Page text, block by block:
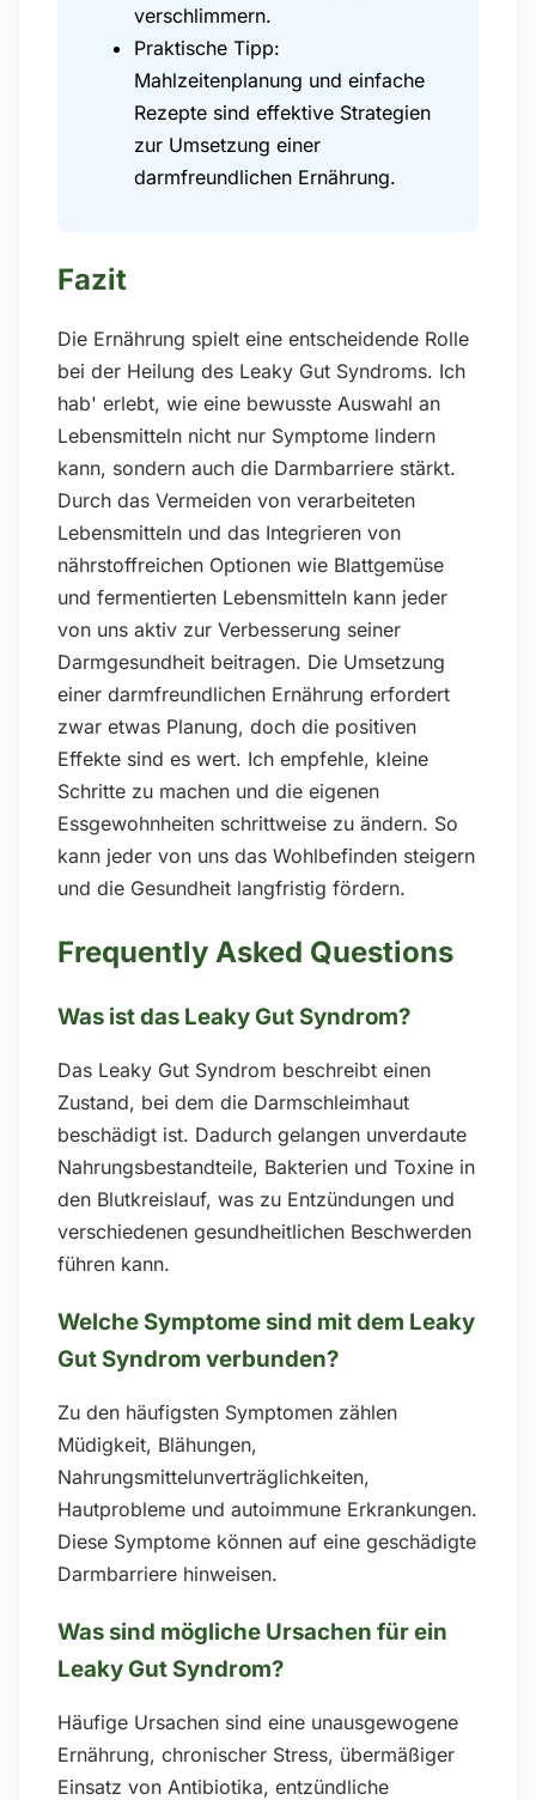
verschlimmern.
Praktische Tipp:
Mahlzeitenplanung und einfache
Rezepte sind effektive Strategien
zur Umsetzung einer
darmfreundlichen Ernährung.
Fazit
Die Ernährung spielt eine entscheidende Rolle
bei der Heilung des Leaky Gut Syndroms. Ich
hab' erlebt, wie eine bewusste Auswahl an
Lebensmitteln nicht nur Symptome lindern
kann, sondern auch die Darmbarriere stärkt.
Durch das Vermeiden von verarbeiteten
Lebensmitteln und das Integrieren von
nährstoffreichen Optionen wie Blattgemüse
und fermentierten Lebensmitteln kann jeder
von uns aktiv zur Verbesserung seiner
Darmgesundheit beitragen. Die Umsetzung
einer darmfreundlichen Ernährung erfordert
zwar etwas Planung, doch die positiven
Effekte sind es wert. Ich empfehle, kleine
Schritte zu machen und die eigenen
Essgewohnheiten schrittweise zu ändern. So
kann jeder von uns das Wohlbefinden steigern
und die Gesundheit langfristig fördern.
Frequently Asked Questions
Was ist das Leaky Gut Syndrom?
Das Leaky Gut Syndrom beschreibt einen
Zustand, bei dem die Darmschleimhaut
beschädigt ist. Dadurch gelangen unverdaute
Nahrungsbestandteile, Bakterien und Toxine in
den Blutkreislauf, was zu Entzündungen und
verschiedenen gesundheitlichen Beschwerden
führen kann.
Welche Symptome sind mit dem Leaky
Gut Syndrom verbunden?
Zu den häufigsten Symptomen zählen
Müdigkeit, Blähungen,
Nahrungsmittelunverträglichkeiten,
Hautprobleme und autoimmune Erkrankungen.
Diese Symptome können auf eine geschädigte
Darmbarriere hinweisen.
Was sind mögliche Ursachen für ein
Leaky Gut Syndrom?
Häufige Ursachen sind eine unausgewogene
Ernährung, chronischer Stress, übermäßiger
Einsatz von Antibiotika, entzündliche